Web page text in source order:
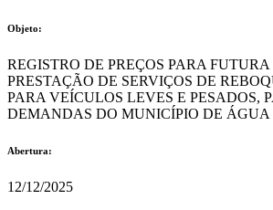
Objeto:
REGISTRO DE PREÇOS PARA
PRESTAÇÃO DE SERVIÇOS DE
PARA VEÍCULOS LEVES E PESADOS,
DEMANDAS DO MUNICÍPIO DE ÁGUA
Abertura:
12/12/2025